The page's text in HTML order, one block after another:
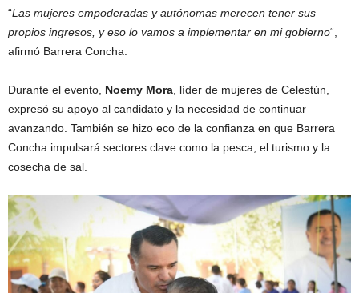
“Las mujeres empoderadas y autónomas merecen tener sus
propios ingresos, y eso lo vamos a implementar en mi gobierno“,
afirmó Barrera Concha.
Durante el evento, Noemy Mora , líder de mujeres de Celestún,
expresó su apoyo al candidato y la necesidad de continuar
avanzando. También se hizo eco de la confianza en que Barrera
Concha impulsará sectores clave como la pesca, el turismo y la
cosecha de sal.